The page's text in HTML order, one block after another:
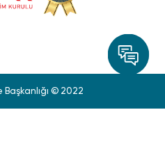
Başkanlığı © 2022